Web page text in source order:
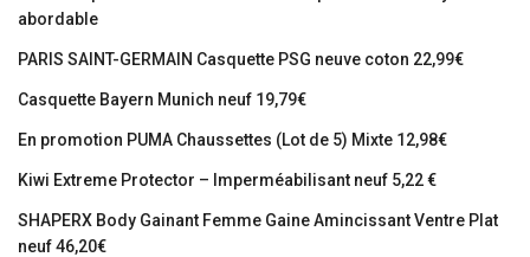
abordable
PARIS SAINT-GERMAIN Casquette PSG neuve coton 22,99€
Casquette Bayern Munich neuf 19,79€
En promotion PUMA Chaussettes (Lot de 5) Mixte 12,98€
Kiwi Extreme Protector – Imperméabilisant neuf 5,22 €
SHAPERX Body Gainant Femme Gaine Amincissant Ventre Plat
neuf 46,20€